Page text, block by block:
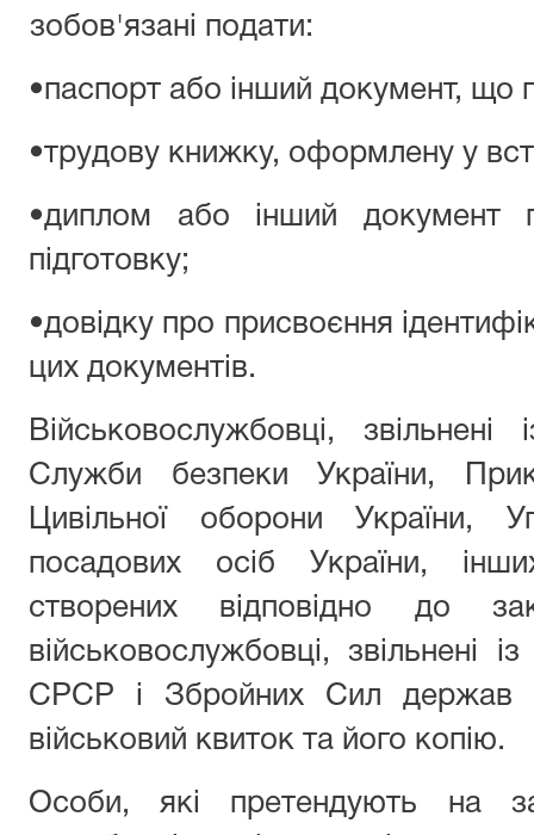
зобов'язані подати:
•паспорт або інший документ, що
•трудову книжку, оформлену у
•диплом або інший документ
підготовку;
•довідку про присвоєння
цих документів.
Військовослужбовці,
Служби безпеки України,
Цивільної оборони України,
посадових осіб України,
створених відповідно до
військовослужбовці, звільнені
СРСР і Збройних Сил держав
військовий квиток та його копію.
Особи, які претендують на